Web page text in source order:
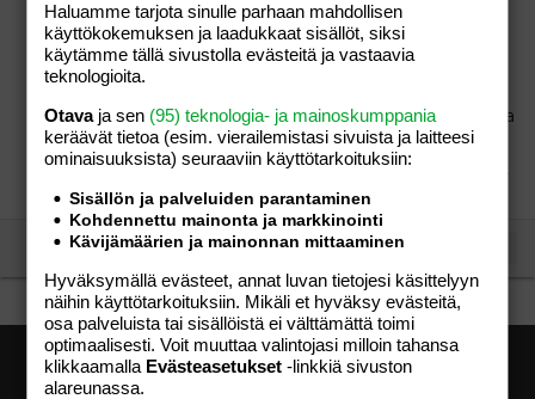
Kuulin tutulta parilta, että heidän lapsettomuutensa
ilmeisesti johtui monta vuotta sitten miehen
saamasta iskusta kiveksille. Tämä oli todettu
ultraäänessä että kiveksissä oli jotain vikaa ja sitten
lopullinen varmuus tuli siemennesteanalyysissä, jossa
siittiöiden liikkuvuutta ei ollut. En...
Riiik
Viestiketju 21.03.2012 Viestiä: 5 Osio:
saaminen
Haluamme tarjota sinulle parhaan mahdollisen
käyttökokemuksen ja laadukkaat sisällöt, siksi
käytämme tällä sivustolla evästeitä ja vastaavia
teknologioita.
Otavaja sen (95) teknologia- ja mainoskumppania
keräävät tietoa (esim. vierailemis­tasi sivuista ja laitteesi
ominaisuuk­sista) seuraaviin käyttötarkoituksiin:
Sisällön ja palveluiden parantaminen
Kohdennettu mainonta ja markkinointi
Kävijämäärien ja mainonnan mittaaminen
Hyväksymällä evästeet, annat luvan tietojesi käsittelyyn
näihin käyttötarkoituksiin. Mikäli et hyväksy evästeitä,
osa palveluista tai sisällöistä ei välttämättä toimi
optimaalisesti. Voit muuttaa valintojasi milloin tahansa
klikkaamalla Evästeasetukset -linkkiä sivuston
alareunassa.